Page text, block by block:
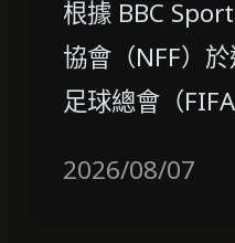
根據 BBC
協會（NFF）
足球總會（
2026/08/07